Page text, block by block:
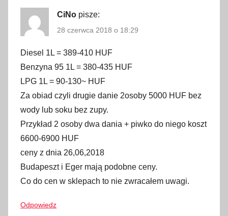
z
t
,
c
e
n
y
e
n
CiNo pisze:
28 czerwca 2018 o 18:29
Diesel 1L = 389-410 HUF
Benzyna 95 1L = 380-435 HUF
LPG 1L = 90-130~ HUF
Za obiad czyli drugie danie 2osoby 5000 HUF bez
wody lub soku bez zupy.
Przykład 2 osoby dwa dania + piwko do niego koszt
6600-6900 HUF
ceny z dnia 26,06,2018
Budapeszt i Eger mają podobne ceny.
Co do cen w sklepach to nie zwracałem uwagi.
Odpowiedz